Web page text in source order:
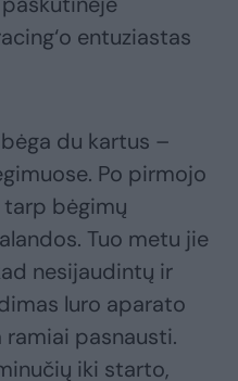
entuziastas
du kartus –
Po pirmojo
bėgimų
Tuo metu jie
nesijaudintų ir
luro aparato
ramiai pasnausti.
iki starto,